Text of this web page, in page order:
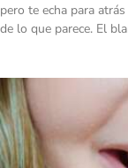
pero te echa para
de lo que parece. El